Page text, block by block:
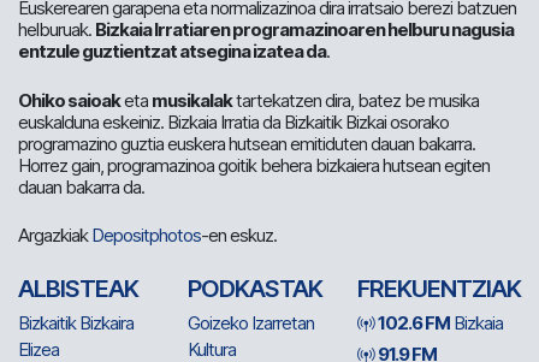
Euskerearen garapena eta normalizazinoa dira irratsaio berezi batzuen
helburuak. Bizkaia Irratiaren programazinoaren helburu nagusia
entzule guztientzat atsegina izatea da.
Ohiko saioaketa musikalaktartekatzen dira, batez be musika
euskalduna eskeiniz. Bizkaia Irratia da Bizkaitik Bizkai osorako
programazino guztia euskera hutsean emitiduten dauan bakarra.
Horrez gain, programazinoa goitik behera bizkaiera hutsean egiten
dauan bakarra da.
ArgazkiakDepositphotos-en eskuz.
ALBISTEAK
Bizkaitik Bizkaira
Elizea
PODKASTAK
Goizeko Izarretan
Kultura
FREKUENTZIAK
102.6 FM Bizkaia
91.9 FM